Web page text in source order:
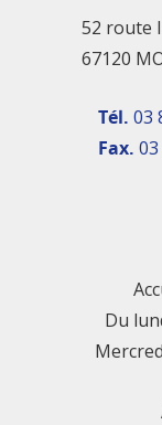
52 route
67120
Tél. 03
Fax.
Du